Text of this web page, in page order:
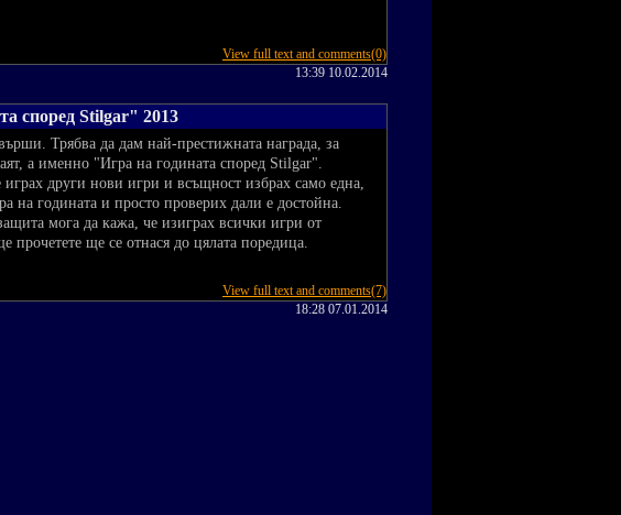
View full text and comments(0)
13:39 10.02.2014
според Stilgar" 2013
Трябва да дам най-престижната награда, за
а именно "Игра на годината според Stilgar".
други нови игри и всъщност избрах само една,
на годината и просто проверих дали е достойна.
мога да кажа, че изиграх всички игри от
прочетете ще се отнася до цялата поредица.
View full text and comments(7)
18:28 07.01.2014